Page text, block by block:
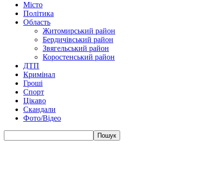
Місто
Політика
Область
Житомирський район
Бердичівський район
Звягельський район
Коростенський район
ДТП
Кримінал
Гроші
Спорт
Цікаво
Скандали
Фото/Відео